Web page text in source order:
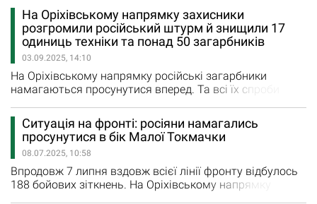
художньому музеї в День захисників і захисниць
України. Відкривали виставку в.о. директора обласного
художнього музею Юлія Мартиненко, головна
спеціалістка департаменту культури, туризму,
національностей…
На Оріхівському напрямку захисники
розгромили російський штурм й знищили 17
одиниць техніки та понад 50 загарбників
03.09.2025, 14:10
На Оріхівському напрямку російські загарбники
намагаються просунутися вперед. Та всі їх спроби
розгромили воїни 65 окремої механізованої бригади
«Великий Луг». Як повідомили у пресслужбі 17-го
армійського корпусу, військові 65-ї ОМБр знищили сім
одиниць російської техніки та понад 30 загарбників.
Бронегрупи ворога…
Ситуація на фронті: росіяни намагались
просунутися в бік Малої Токмачки
08.07.2025, 10:58
Впродовж 7 липня вздовж всієї лінії фронту відбулось
188 бойових зіткнень. На Оріхівському напрямку